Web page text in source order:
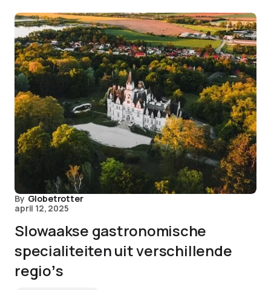
By Globetrotter
april 12, 2025
Slowaakse gastronomische
specialiteiten uit verschillende
regioʼs